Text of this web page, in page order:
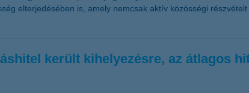
elterjedésében is, amely nemcsak aktív közösségi
került kihelyezésre, az átlagos